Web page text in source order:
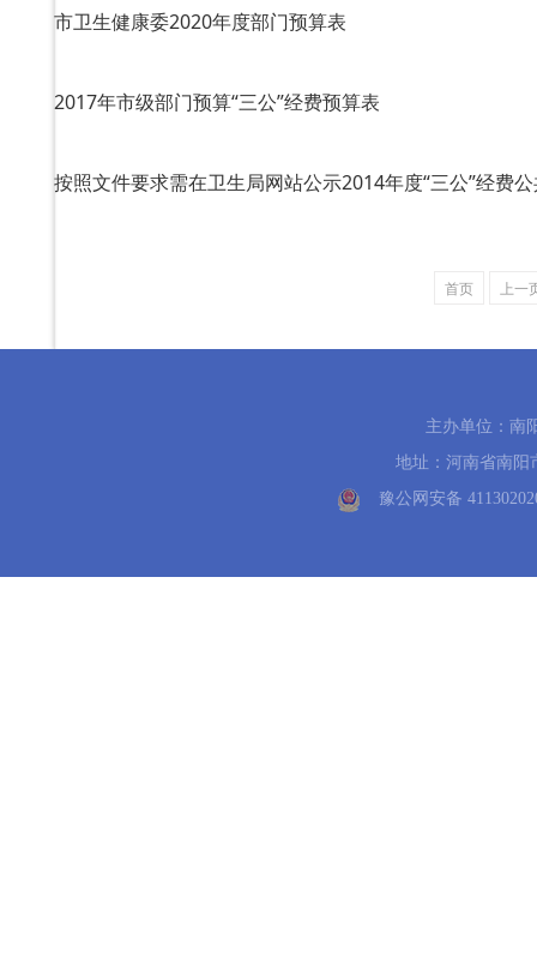
市卫生健康委2020年度部门预算表
2017年市级部门预算“三公”经费预算表
按照文件要求需在卫生局网站公示2014年度“三公”经费
首页 上一
主办单位：南
地址：河南省南阳
豫公网安备